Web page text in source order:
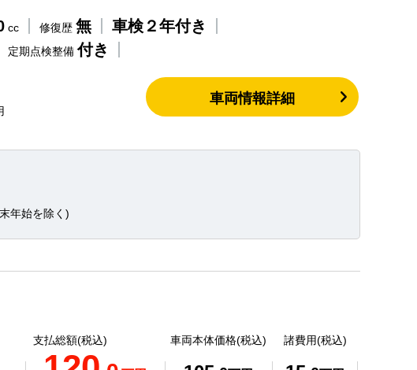
cc 修復歴 無 車検２年付き
定期点検整備付き
車両情報詳細
年始を除く)
支払総額(税込) 車両本体価格(税込) 諸費用(税込)